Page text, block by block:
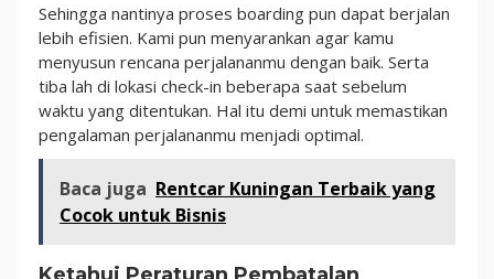
Sehingga nantinya proses boarding pun dapat berjalan
lebih efisien. Kami pun menyarankan agar kamu
menyusun rencana perjalananmu dengan baik. Serta
tiba lah di lokasi check-in beberapa saat sebelum
waktu yang ditentukan. Hal itu demi untuk memastikan
pengalaman perjalananmu menjadi optimal.
Baca juga Rentcar Kuningan Terbaik yang
Cocok untuk Bisnis